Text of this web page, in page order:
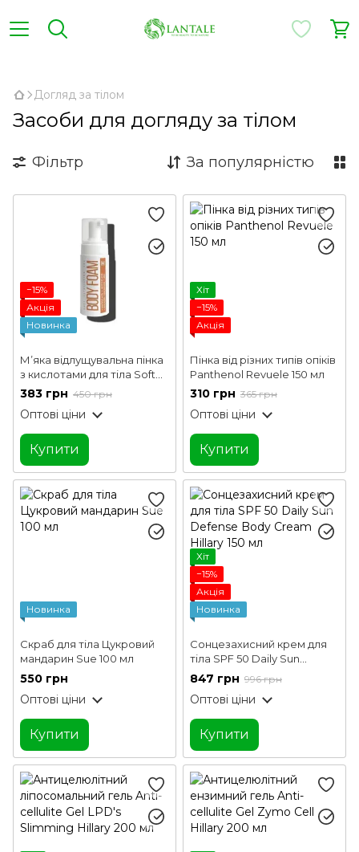
Догляд за тілом
Засоби для догляду за тілом
Фільтр За популярністю
−15%
Акція
Новинка
Мʼяка відлущувальна пінка
з кислотами для тіла Soft
Exfoliation AHA Body Foam
Hillary 150 мл
383 грн 450 грн
Оптові ціни
Купити
Хіт
−15%
Акція
Пінка від різних типів опіків
Panthenol Revuele 150 мл
310 грн 365 грн
Оптові ціни
Купити
Новинка
Скраб для тіла Цукровий
мандарин Sue 100 мл
550 грн
Оптові ціни
Купити
Хіт
−15%
Акція
Новинка
Сонцезахисний крем для
тіла SPF 50 Daily Sun
Defense Body Cream Hillary
847 грн 996 грн
Оптові ціни
Купити